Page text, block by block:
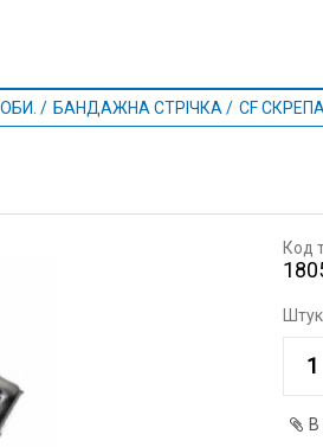
БАНДАЖНА СТРІЧКА CF СКРЕПА
Код
Штук
В